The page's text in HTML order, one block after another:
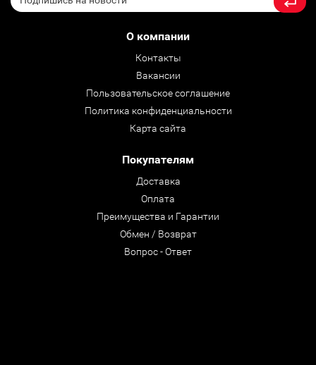
О компании
Контакты
Вакансии
Пользовательское соглашение
Политика конфиденциальности
Карта сайта
Покупателям
Доставка
Оплата
Преимущества и Гарантии
Обмен / Возврат
Вопрос - Ответ